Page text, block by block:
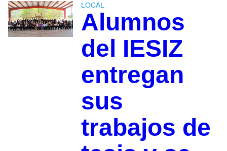
LOCAL
Alumnos
del IESIZ
entregan
sus
trabajos de